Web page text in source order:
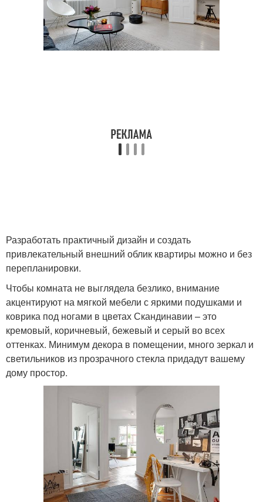
Разработать практичный дизайн и создать
привлекательный внешний облик квартиры можно и без
перепланировки.
Чтобы комната не выглядела безлико, внимание
акцентируют на мягкой мебели с яркими подушками и
коврика под ногами в цветах Скандинавии – это
кремовый, коричневый, бежевый и серый во всех
оттенках. Минимум декора в помещении, много зеркал и
светильников из прозрачного стекла придадут вашему
дому простор.